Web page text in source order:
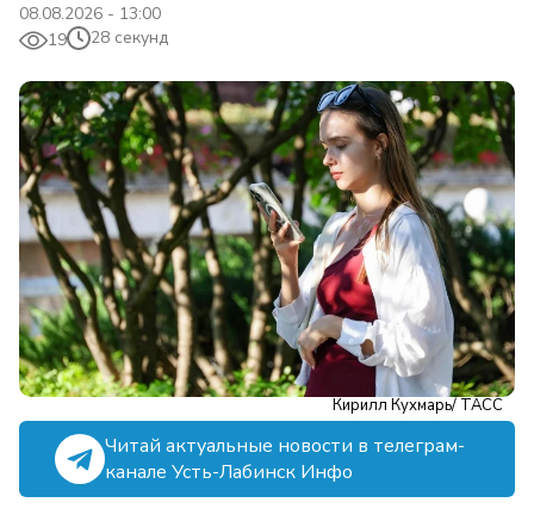
08.08.2026 - 13:00
19
28 секунд
Кирилл Кухмарь/ ТАСС
Читай актуальные новости в телеграм-
канале Усть-Лабинск Инфо